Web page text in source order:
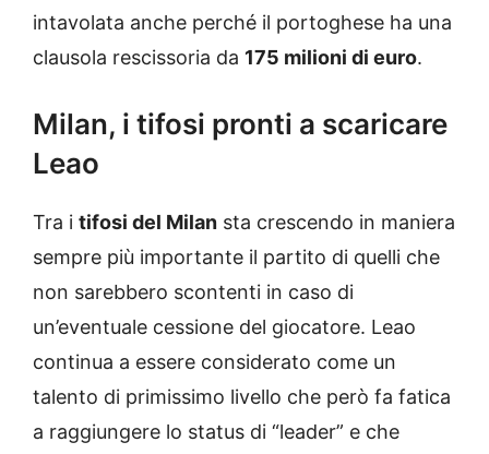
intavolata anche perché il portoghese ha una
clausola rescissoria da 175 milioni di euro.
Milan, i tifosi pronti a scaricare
Leao
Tra i tifosi del Milan sta crescendo in maniera
sempre più importante il partito di quelli che
non sarebbero scontenti in caso di
un’eventuale cessione del giocatore. Leao
continua a essere considerato come un
talento di primissimo livello che però fa fatica
a raggiungere lo status di “leader” e che